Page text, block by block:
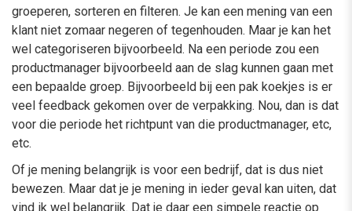
groeperen, sorteren en filteren. Je kan een mening van een
klant niet zomaar negeren of tegenhouden. Maar je kan het
wel categoriseren bijvoorbeeld. Na een periode zou een
productmanager bijvoorbeeld aan de slag kunnen gaan met
een bepaalde groep. Bijvoorbeeld bij een pak koekjes is er
veel feedback gekomen over de verpakking. Nou, dan is dat
voor die periode het richtpunt van die productmanager, etc,
etc.
Of je mening belangrijk is voor een bedrijf, dat is dus niet
bewezen. Maar dat je je mening in ieder geval kan uiten, dat
vind ik wel belangrijk. Dat je daar een simpele reactie op